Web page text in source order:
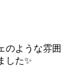
のような雰囲
した✨